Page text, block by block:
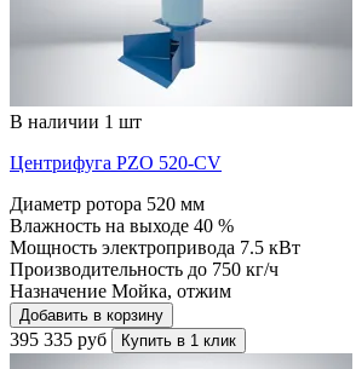
В наличии 1 шт
Центрифуга PZO 520-CV
Диаметр ротора 520 мм
Влажность на выходе 40 %
Мощность электропривода 7.5 кВт
Производительность до 750 кг/ч
Назначение Мойка, отжим
Добавить в корзину
395 335 руб Купить в 1 клик